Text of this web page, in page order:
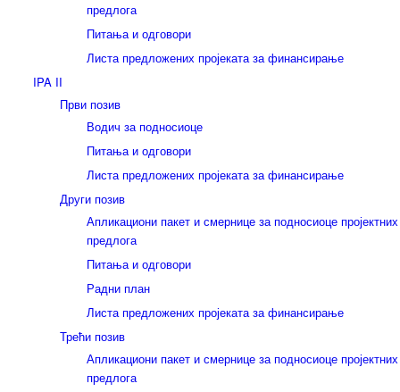
предлога
Питања и одговори
Листа предложених пројеката за финансирање
IPA II
Први позив
Водич за подносиоце
Питања и одговори
Листа предложених пројеката за финансирање
Други позив
Апликациони пакет и смернице за подносиоце пројектних
предлога
Питања и одговори
Радни план
Листа предложених пројеката за финансирање
Трећи позив
Апликациони пакет и смернице за подносиоце пројектних
предлога